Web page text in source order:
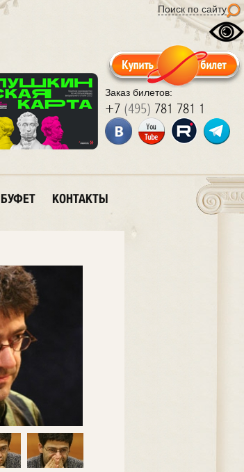
Поиск по сайту
Заказ билетов:
+7 (495) 781 781 1
БУФЕТ КОНТАКТЫ